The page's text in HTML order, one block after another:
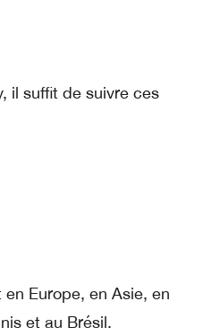
il suffit de suivre ces
Europe, en Asie, en
et au Brésil.